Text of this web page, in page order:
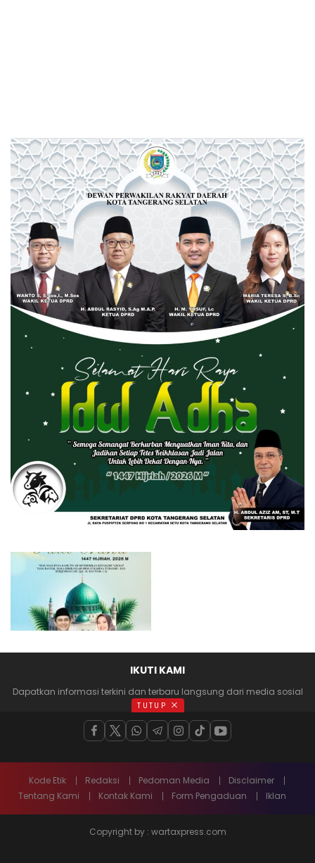
IKUTI KAMI
Dapatkan informasi terkini dan terbaru langsung dari media sosial
anda
Kode Etik Redaksi Pedoman Media
Disclaimer
Tentang Kami
Kontak Kami Form Pengaduan Iklan
Copyright by : wartaxpress.com
TUTUP